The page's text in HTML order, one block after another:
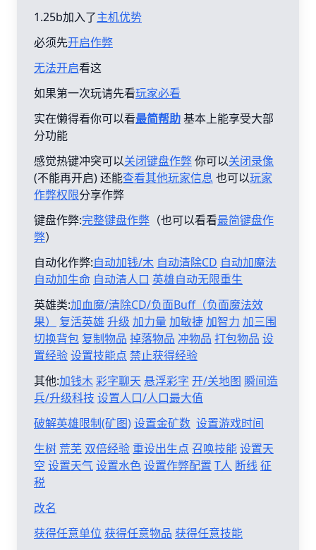
1.25b加入了主机优势
必须先开启作弊
无法开启看这
如果第一次玩请先看玩家必看
实在懒得看你可以看最简帮助基本上能享受大部
分功能
感觉热键冲突可以关闭键盘作弊你可以关闭录像
(不能再开启) 还能查看其他玩家信息 也可以玩家
作弊权限分享作弊
键盘作弊:完整键盘作弊 （也可以看看最简键盘作
弊）
自动化作弊:自动加钱/木 自动清除CD 自动加魔法
自动加生命 自动清人口 英雄自动无限重生
英雄类:加血魔/清除CD/负面Buff（负面魔法效
果）
复活英雄 升级 加力量 加敏捷加智力 加三围
切换背包 复制物品 掉落物品 冲物品 打包物品 设
置经验设置技能点 禁止获得经验
其他:加钱木彩字聊天 悬浮彩字 开/关地图 瞬间造
兵/升级科技 设置人口/人口最大值
破解英雄限制(矿图)设置金矿数 设置游戏时间
生树 荒芜 双倍经验 重设出生点 召唤技能设置天
空 设置天气设置水色设置作弊配置 T人 断线征
税
改名
获得任意单位 获得任意物品 获得任意技能